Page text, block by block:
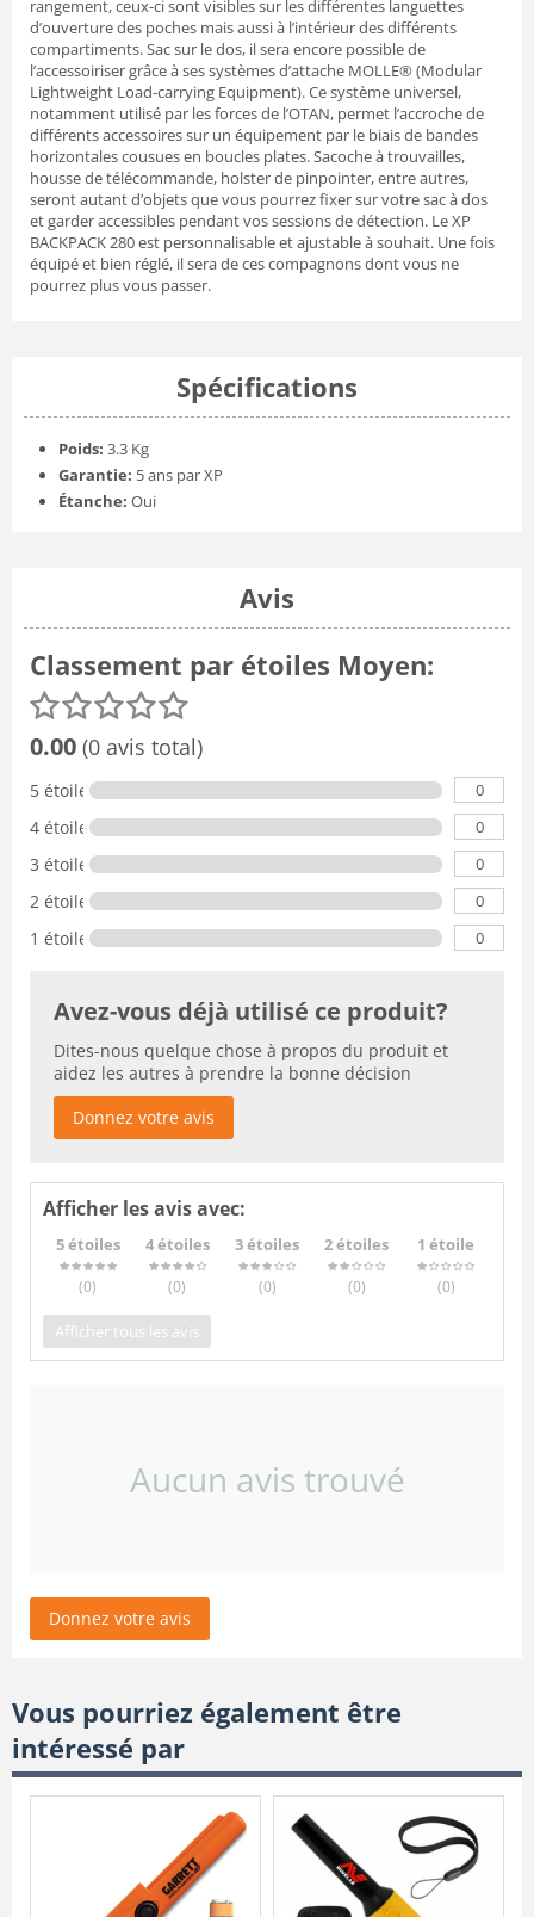
rangement, ceux-ci sont visibles sur les différentes languettes
d’ouverture des poches mais aussi à l’intérieur des différents
compartiments. Sac sur le dos, il sera encore possible de
l’accessoiriser grâce à ses systèmes d’attache MOLLE® (Modular
Lightweight Load-carrying Equipment). Ce système universel,
notamment utilisé par les forces de l’OTAN, permet l’accroche de
différents accessoires sur un équipement par le biais de bandes
horizontales cousues en boucles plates. Sacoche à trouvailles,
housse de télécommande, holster de pinpointer, entre autres,
seront autant d’objets que vous pourrez fixer sur votre sac à dos
et garder accessibles pendant vos sessions de détection. Le XP
BACKPACK 280 est personnalisable et ajustable à souhait. Une fois
équipé et bien réglé, il sera de ces compagnons dont vous ne
pourrez plus vous passer.
Spécifications
Poids: 3.3 Kg
Garantie: 5 ans par XP
Étanche: Oui
Avis
Classement par étoiles Moyen:
0.00 (0 avis total)
5 étoiles 0
4 étoiles 0
3 étoiles 0
2 étoiles 0
1 étoile 0
Avez-vous déjà utilisé ce produit?
Dites-nous quelque chose à propos du produit et
aidez les autres à prendre la bonne décision
Donnez votre avis
Afficher les avis avec:
5 étoiles
(0)
4 étoiles
(0)
3 étoiles
(0)
2 étoiles
(0)
1 étoile
(0)
Afficher tous les avis
Aucun avis trouvé
Donnez votre avis
Vous pourriez également être
intéressé par